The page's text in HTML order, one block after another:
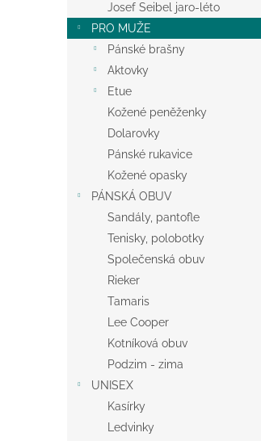
Josef Seibel jaro-léto
PRO MUŽE
Pánské brašny
Aktovky
Etue
Kožené peněženky
Dolarovky
Pánské rukavice
Kožené opasky
PÁNSKÁ OBUV
Sandály, pantofle
Tenisky, polobotky
Společenská obuv
Rieker
Tamaris
Lee Cooper
Kotníková obuv
Podzim - zima
UNISEX
Kasírky
Ledvinky